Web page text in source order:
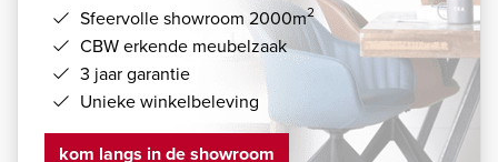
Sfeervolle showroom 2000m2
CBW erkende meubelzaak
3 jaar garantie
Unieke winkelbeleving
kom langs in de showroom